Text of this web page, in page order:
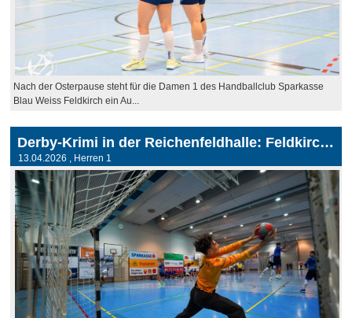
Nach der Osterpause steht für die Damen 1 des Handballclub Sparkasse
Blau Weiss Feldkirch ein Au...
Derby-Krimi in der Reichenfeldhalle: Feldkirch behält die Nerven
13.04.2026 , Herren 1